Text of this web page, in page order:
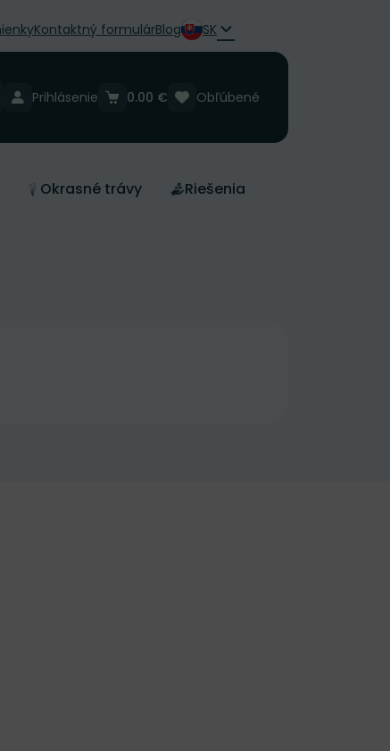
Kontaktný formulárBlog SK
Prihlásenie Obľúbené
0.00 €
Okrasné trávy
Riešenia